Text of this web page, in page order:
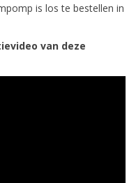
is los te bestellen in
van deze